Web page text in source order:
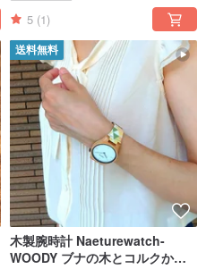
5 (1)
送料無料
木製腕時計 Naeturewatch-
WOODY ブナの木とコルクから